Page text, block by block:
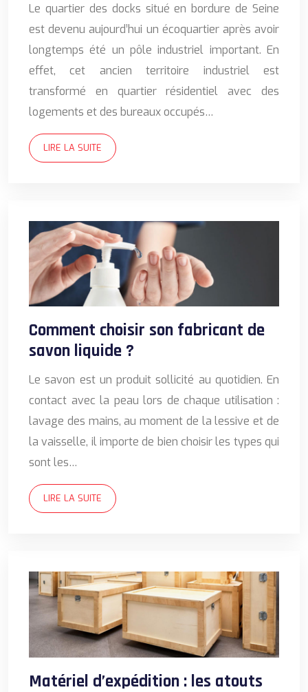
Le quartier des docks situé en bordure de Seine
est devenu aujourd’hui un écoquartier après avoir
longtemps été un pôle industriel important. En
effet, cet ancien territoire industriel est
transformé en quartier résidentiel avec des
logements et des bureaux occupés…
LIRE LA SUITE
Comment choisir son fabricant de
savon liquide ?
Le savon est un produit sollicité au quotidien. En
contact avec la peau lors de chaque utilisation :
lavage des mains, au moment de la lessive et de
la vaisselle, il importe de bien choisir les types qui
sont les…
LIRE LA SUITE
Matériel d’expédition : les atouts